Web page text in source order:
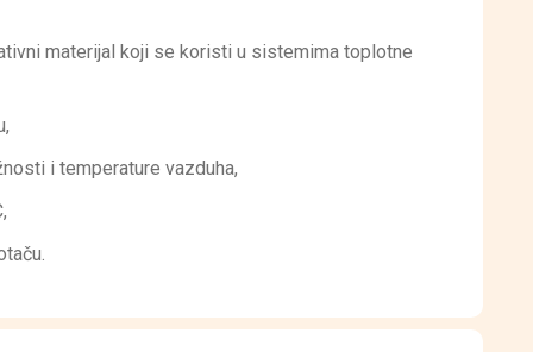
materijal koji se koristi u sistemima toplotne
i temperature vazduha,